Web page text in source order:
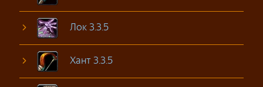
Лок 3.3.5
Хант 3.3.5